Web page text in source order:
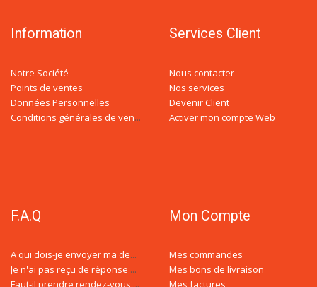
Information
Notre Société
Points de ventes
Données Personnelles
Conditions générales de ventes
Services Client
Nous contacter
Nos services
Devenir Client
Activer mon compte Web
F.A.Q
A qui dois-je envoyer ma demande de devis ?
Je n'ai pas reçu de réponse à ma demande de devis, est-ce normal ?
Faut-il prendre rendez-vous avec un conseiller spécialisé ?
Mon Compte
Mes commandes
Mes bons de livraison
Mes factures